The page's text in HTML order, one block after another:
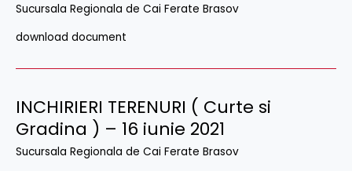
Sucursala Regionala de Cai Ferate Brasov
download document
INCHIRIERI TERENURI ( Curte si
Gradina ) – 16 iunie 2021
Sucursala Regionala de Cai Ferate Brasov